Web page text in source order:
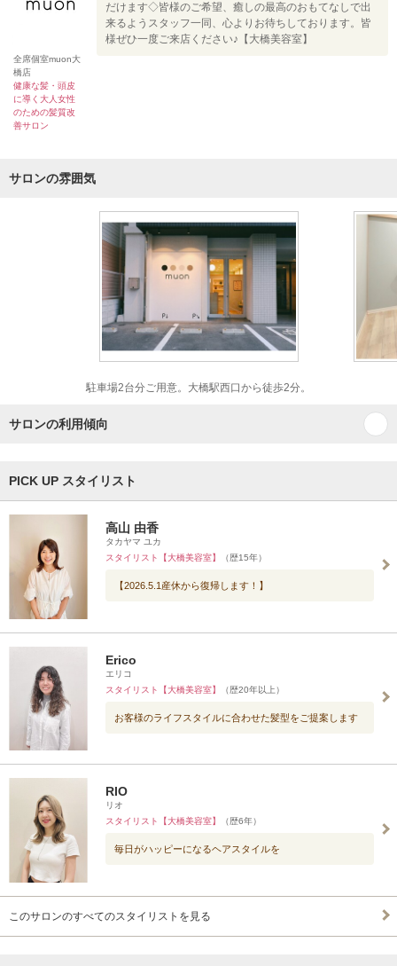
全席個室muon大
橋店
健康な髪・頭皮
に導く大人女性
のための髪質改
善サロン
だけます◇皆様のご希望、癒しの最高のおもてなしで出
来るようスタッフ一同、心よりお待ちしております。皆
様ぜひ一度ご来店ください♪【大橋美容室】
サロンの雰囲気
駐車場2台分ご用意。大橋駅西口から徒歩2分。
サロンの利用傾向
PICK UP スタイリスト
高山 由香
タカヤマ ユカ
スタイリスト【大橋美容室】
（歴15年）
【2026.5.1産休から復帰します！】
Erico
エリコ
スタイリスト【大橋美容室】
（歴20年以上）
お客様のライフスタイルに合わせた髪型をご提案します
RIO
リオ
スタイリスト【大橋美容室】
（歴6年）
毎日がハッピーになるヘアスタイルを
このサロンのすべてのスタイリストを見る